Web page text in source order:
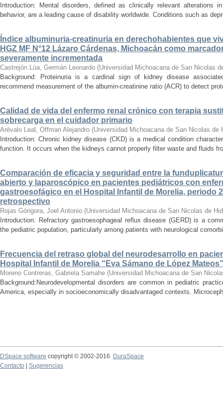
Introduction: Mental disorders, defined as clinically relevant alterations
behavior, are a leading cause of disability worldwide. Conditions such as
Índice albuminuria-creatinuria en derechohabientes que
HGZ MF N°12 Lázaro Cárdenas, Michoacán como
severamente incrementada
Castrejón Lúa, Germán Leonardo (Universidad Michoacana de San Nicolas
Background: Proteinuria is a cardinal sign of kidney disease
recommend measurement of the albumin-creatinine ratio (ACR) to detect
Calidad de vida del enfermo renal crónico con terapia
sobrecarga en el cuidador primario
Arévalo Leal, Offman Alejandro (Universidad Michoacana de San Nicolas de
Introduction: Chronic kidney disease (CKD) is a medical condition
function. It occurs when the kidneys cannot properly filter waste and fluids
Comparación de eficacia y seguridad entre la
abierto y laparoscópico en pacientes pediátricos con
gastroesofágico en el Hospital Infantil de Morelia, periodo
retrospectivo
Rojas Góngora, Joel Antonio (Universidad Michoacana de San Nicolas de
Introduction: Refractory gastroesophageal reflux disease (GERD) is a
the pediatric population, particularly among patients with neurological
Frecuencia del retraso global del neurodesarrollo en
Hospital Infantil de Morelia “Eva Sámano de López Mateos”
Moreno Contreras, Gabriela Samahe (Universidad Michoacana de San
Background:Neurodevelopmental disorders are common in pediatric
America, especially in socioeconomically disadvantaged contexts.
DSpace software copyright © 2002-2016
DuraSpace
Contacto
Sugerencias